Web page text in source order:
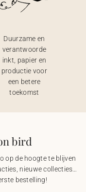
Duurzame en
verantwoorde
inkt, papier en
productie voor
een betere
toekomst
bird
op de hoogte te blijven
nieuwe collecties…
bestelling!